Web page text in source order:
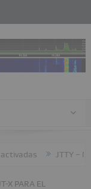
JTTY – Nuevo
X PARA EL